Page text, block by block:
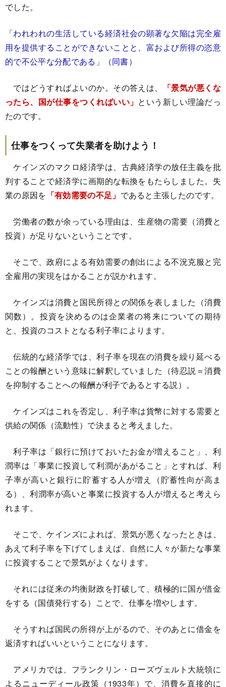
でした。
「われわれの生活している経済社会の顕著な欠陥は完全雇
用を提供することができないことと、富および所得の恣意
的で不公平な分配である」（同書）
ではどうすればよいのか。その答えは、
「景気が悪くな
ったら、国が仕事をつくればいい」 という新しい理論だっ
たのです。
仕事をつくって失業者を助けよう！
ケインズのマクロ経済学は、古典経済学の放任主義を批
判することで経済学に画期的な転換をもたらしました。失
業の原因を 「有効需要の不足」 であると主張したのです。
労働者の数が余っている理由は、生産物の需要（消費と
投資）が足りないということです。
そこで、政府による有効需要の創出による不況克服と完
全雇用の実現をはかることが説かれます。
ケインズは消費と国民所得との関係を表しました（消費
関数）。投資を決めるのは企業者の将来についての期待
と、投資のコストとなる利子率によります。
伝統的な経済学では、利子率を現在の消費を繰り延べる
ことの報酬という意味に解釈していました（待忍説＝消費
を抑制することへの報酬が利子であるとする説）。
ケインズはこれを否定し、利子率は貨幣に対する需要と
供給の関係（流動性）で決まると考えました。
利子率は「銀行に預けておいたお金が増えること」、利
潤率は「事業に投資して利潤があがること」とすれば、利
子率が高いと銀行に貯蓄する人が増え（貯蓄性向が高ま
る）、利潤率が高いと事業に投資する人が増えると考えら
れます。
そこで、ケインズによれば、景気が悪くなったときは、
あえて利子率を下げてしまえば、自然に人々が新たな事業
に投資することで景気がよくなります。
それには従来の均衡財政を打破して、積極的に国が借金
をする（国債発行する）ことで、仕事を増やします。
そうすれば国民の所得が上がるので、そのあとに借金を
返済すればいいということになります。
アメリカでは、フランクリン・ローズヴェルト大統領に
よるニューディール政策（1933年）で、消費を直接的に